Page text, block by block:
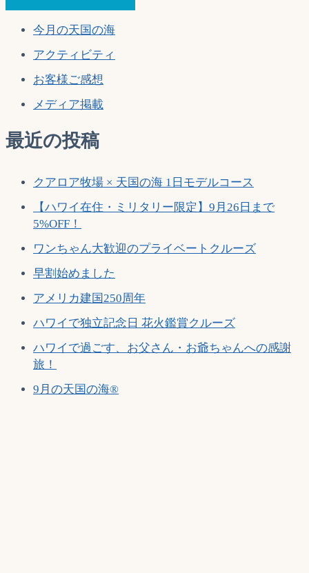
今月の天国の海
アクティビティ
お客様ご感想
メディア掲載
最近の投稿
クアロア牧場 × 天国の海 1日モデルコース
【ハワイ在住・ミリタリー限定】9月26日まで
5%OFF！
ワンちゃん大歓迎のプライベートクルーズ
早割始めました
アメリカ建国250周年
ハワイで独立記念日 花火鑑賞クルーズ
ハワイで過ごす、お父さん・お爺ちゃんへの感謝
旅！
9月の天国の海®